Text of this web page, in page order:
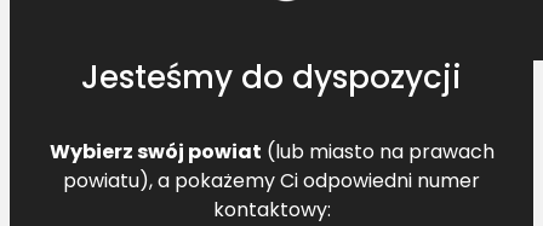
Jesteśmy do dyspozycji
Wybierz swój powiat (lub miasto na prawach
powiatu), a pokażemy Ci odpowiedni numer
kontaktowy: